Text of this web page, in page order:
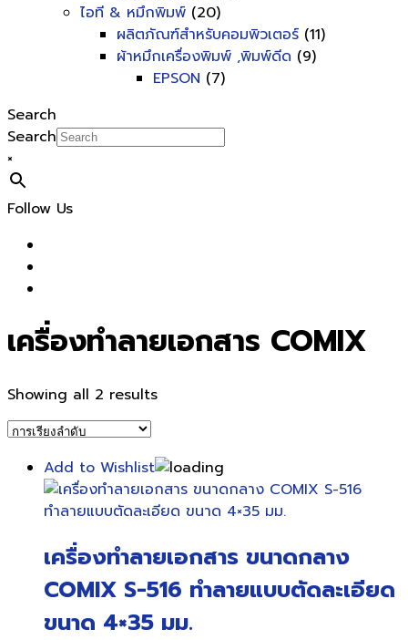
ไอที & หมึกพิมพ์ (20)
ผลิตภัณฑ์สำหรับคอมพิวเตอร์ (11)
ผ้าหมึกเครื่องพิมพ์ ,พิมพ์ดีด (9)
EPSON (7)
Search
Search
×
Follow Us
เครื่องทำลายเอกสาร COMIX
Showing all 2 results
Add to Wishlist
เครื่องทำลายเอกสาร ขนาดกลาง
COMIX S-516 ทำลายแบบตัดละเอียด
ขนาด 4×35 มม.